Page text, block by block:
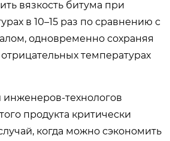
вязкость битума при
в 10–15 раз по сравнению с
одновременно сохраняя
температурах
технологов
продукта критически
когда можно сэкономить